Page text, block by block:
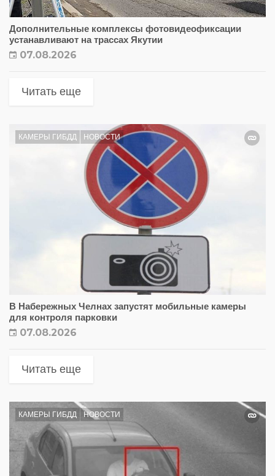
Дополнительные комплексы фотовидеофиксации
устанавливают на трассах Якутии
07.08.2026
Читать еще
КАМЕРЫ ГИБДД НОВОСТИ
В Набережных Челнах запустят мобильные камеры
для контроля парковки
07.08.2026
Читать еще
КАМЕРЫ ГИБДД НОВОСТИ